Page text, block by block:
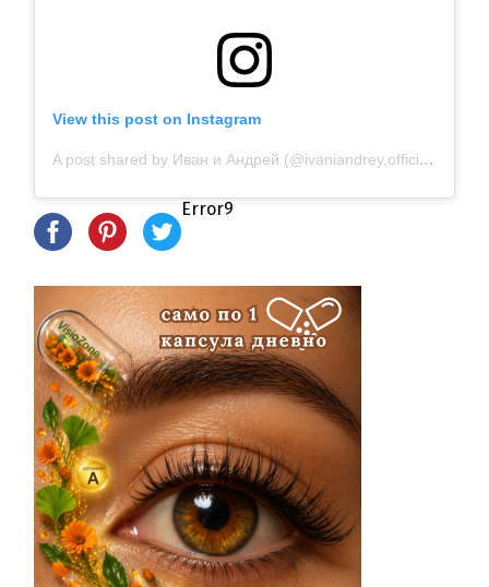
View this post on Instagram
A post shared by Иван и Андрей (@ivaniandrey.official)
Error9